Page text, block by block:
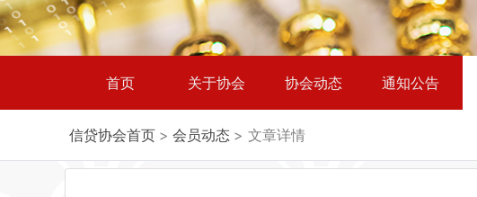
首页 关于协会 协会动态 通知公告
信贷协会首页 > 会员动态 > 文章详情